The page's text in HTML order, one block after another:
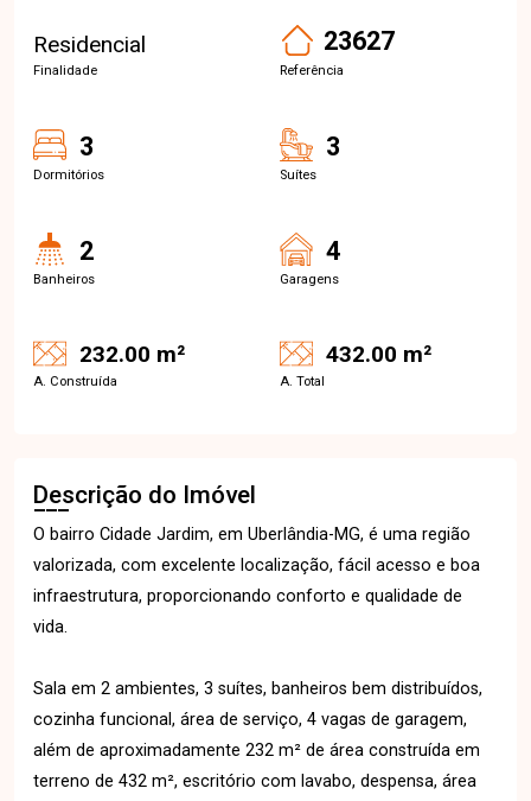
Residencial
Finalidade
23627
Referência
3
Dormitórios
3
Suítes
2
Banheiros
4
Garagens
232.00 m²
A. Construída
432.00 m²
A. Total
Descrição do Imóvel
O bairro Cidade Jardim, em Uberlândia-MG, é uma região
valorizada, com excelente localização, fácil acesso e boa
infraestrutura, proporcionando conforto e qualidade de
vida.
Sala em 2 ambientes, 3 suítes, banheiros bem distribuídos,
cozinha funcional, área de serviço, 4 vagas de garagem,
além de aproximadamente 232 m² de área construída em
terreno de 432 m², escritório com lavabo, despensa, área